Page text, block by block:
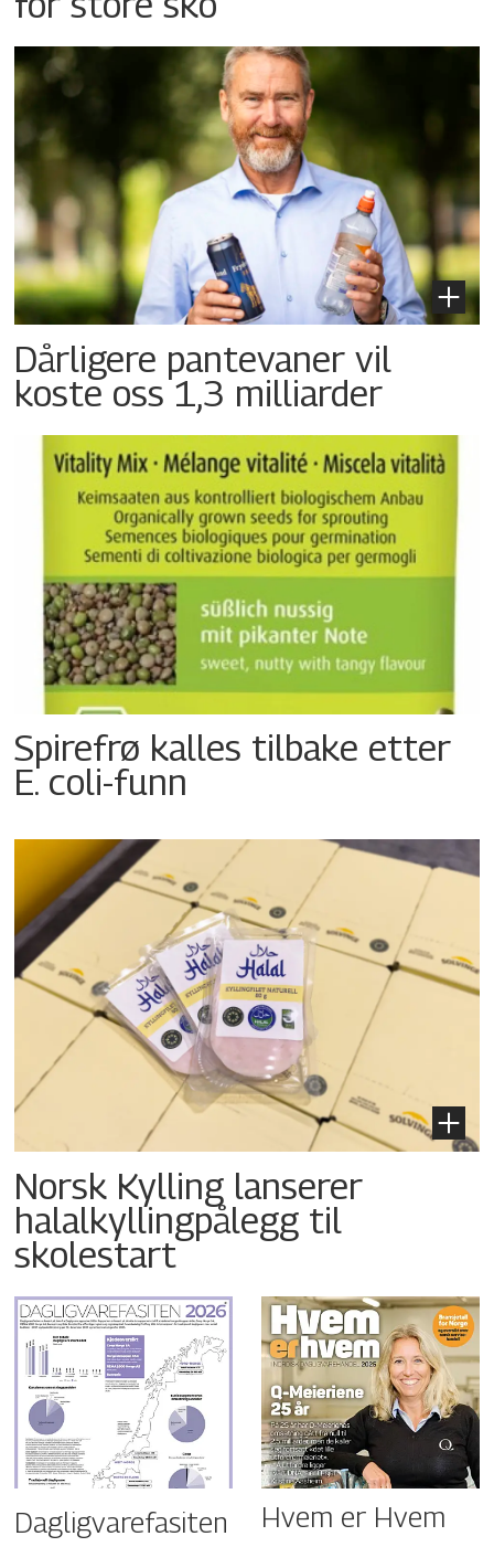
Dårligere pantevaner vil
koste oss 1,3 milliarder
Spirefrø kalles tilbake etter
E. coli-funn
Norsk Kylling lanserer
halalkyllingpålegg til
skolestart
Dagligvarefasiten Hvem er Hvem